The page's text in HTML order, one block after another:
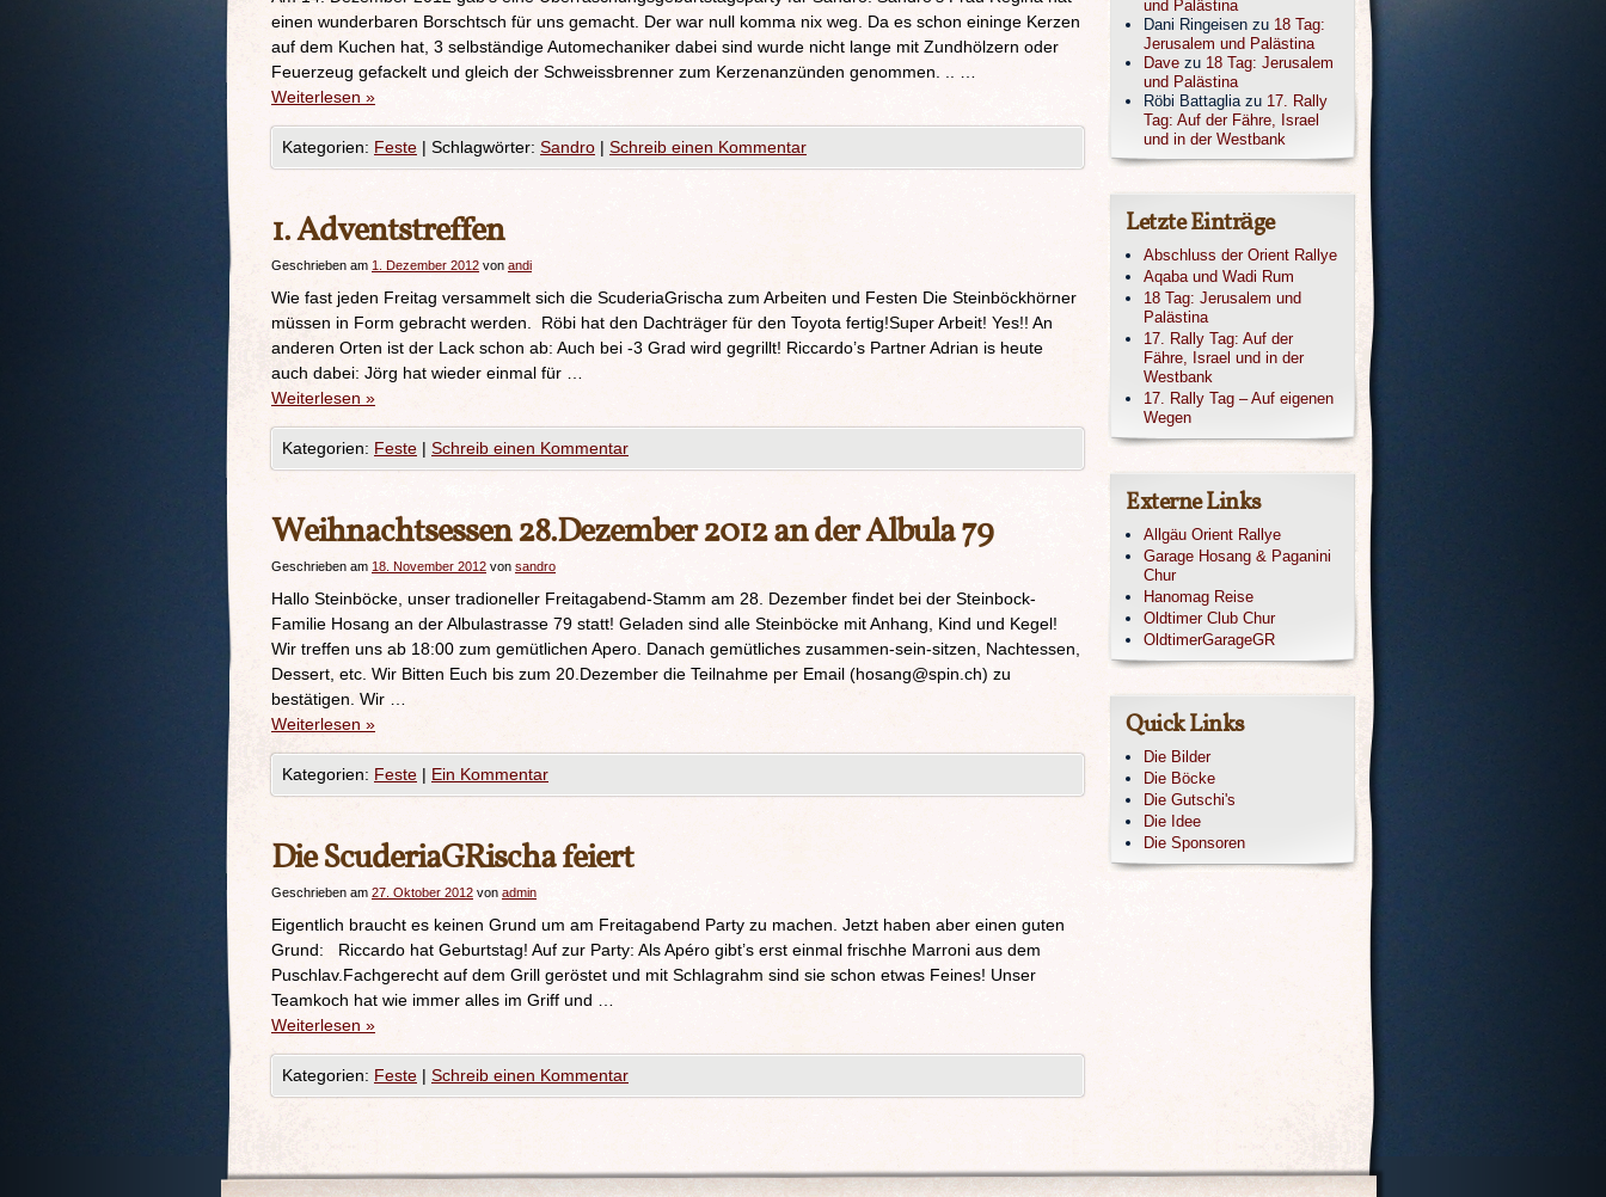
einen wunderbaren Borschtsch für uns gemacht. Der war null komma nix weg. Da es schon eininge Kerzen
auf dem Kuchen hat, 3 selbständige Automechaniker dabei sind wurde nicht lange mit Zundhölzern oder
Feuerzeug gefackelt und gleich der Schweissbrenner zum Kerzenanzünden genommen. .. …
Weiterlesen »
Kategorien: Feste | Schlagwörter: Sandro | Schreib einen Kommentar
1. Adventstreffen
Geschrieben am 1. Dezember 2012 von andi
Wie fast jeden Freitag versammelt sich die ScuderiaGrischa zum Arbeiten und Festen Die Steinböckhörner
müssen in Form gebracht werden. Röbi hat den Dachträger für den Toyota fertig!Super Arbeit! Yes!! An
anderen Orten ist der Lack schon ab: Auch bei -3 Grad wird gegrillt! Riccardo’s Partner Adrian is heute
auch dabei: Jörg hat wieder einmal für …
Weiterlesen »
Kategorien: Feste | Schreib einen Kommentar
Weihnachtsessen 28.Dezember 2012 an der Albula 79
Geschrieben am 18. November 2012 von sandro
Hallo Steinböcke, unser tradioneller Freitagabend-Stamm am 28. Dezember findet bei der Steinbock-
Familie Hosang an der Albulastrasse 79 statt! Geladen sind alle Steinböcke mit Anhang, Kind und Kegel!
Wir treffen uns ab 18:00 zum gemütlichen Apero. Danach gemütliches zusammen-sein-sitzen, Nachtessen,
Dessert, etc. Wir Bitten Euch bis zum 20.Dezember die Teilnahme per Email (hosang@spin.ch) zu
bestätigen. Wir …
Weiterlesen »
Kategorien: Feste | Ein Kommentar
Die ScuderiaGRischa feiert
Geschrieben am 27. Oktober 2012 von admin
Eigentlich braucht es keinen Grund um am Freitagabend Party zu machen. Jetzt haben aber einen guten
Grund: Riccardo hat Geburtstag! Auf zur Party: Als Apéro gibt’s erst einmal frischhe Marroni aus dem
Puschlav.Fachgerecht auf dem Grill geröstet und mit Schlagrahm sind sie schon etwas Feines! Unser
Teamkoch hat wie immer alles im Griff und …
Weiterlesen »
Kategorien: Feste | Schreib einen Kommentar
und Palästina
Dani Ringeisen zu 18 Tag:
Jerusalem und Palästina
Dave zu 18 Tag: Jerusalem
und Palästina
Röbi Battagliazu 17. Rally
Tag: Auf der Fähre, Israel
und in der Westbank
Letzte Einträge
Abschluss der Orient Rallye
Aqaba und Wadi Rum
18 Tag: Jerusalem und
Palästina
17. Rally Tag: Auf der
Fähre, Israel und in der
Westbank
17. Rally Tag – Auf eigenen
Wegen
Externe Links
Allgäu Orient Rallye
Garage Hosang & Paganini
Chur
Hanomag Reise
Oldtimer Club Chur
OldtimerGarageGR
Quick Links
Die Bilder
Die Böcke
Die Gutschi's
Die Idee
Die Sponsoren